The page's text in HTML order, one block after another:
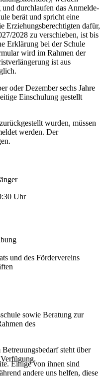
durchlaufen das Anmelde-
berät und spricht eine
Erziehungsberechtigten dafür,
2028 zu verschieben, ist bis
Erklärung bei der Schule
wird im Rahmen der
ist aus
oder Dezember sechs Jahre
Einschulung gestellt
wurden, müssen
werden. Der
Uhr
und des Fördervereins
sowie Beratung zur
des
steht über
Einige von ihnen sind
andere uns helfen, diese